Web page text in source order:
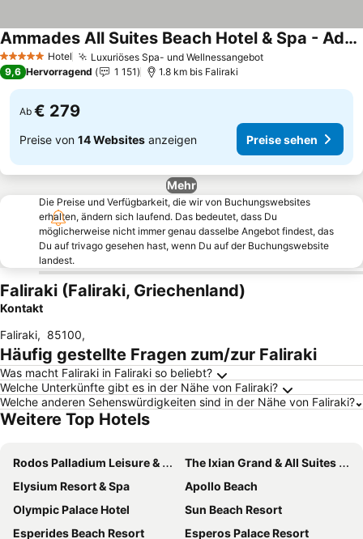
5 Sterne Hotel Luxuriöses Spa- und WellnessangebotPreise sehen
Ammades All Suites Beach Hotel & Spa - Adults Only
Preise sehen
9,6 Hervorragend 1 151 1.8 km bis Faliraki
Ab € 279
Preise von 14 Websites anzeigen Preise sehen
Mehr
Die Preise und Verfügbarkeit, die wir von Buchungswebsites
erhalten, ändern sich laufend. Das bedeutet, dass Du
möglicherweise nicht immer genau dasselbe Angebot findest, das
Du auf trivago gesehen hast, wenn Du auf der Buchungswebsite
landest.
Faliraki (Faliraki, Griechenland)
Kontakt
Faliraki, 85100,
Häufig gestellte Fragen zum/zur Faliraki
Was macht Faliraki in Faliraki so beliebt?
Welche Unterkünfte gibt es in der Nähe von Faliraki?
Welche anderen Sehenswürdigkeiten sind in der Nähe von Faliraki?
Weitere Top Hotels
Rodos Palladium Leisure & Wellness
The Ixian Grand & All Suites - Adults Only Hotel
Elysium Resort & Spa
Apollo Beach
Olympic Palace Hotel
Sun Beach Resort
Esperides Beach Resort
Esperos Palace Resort